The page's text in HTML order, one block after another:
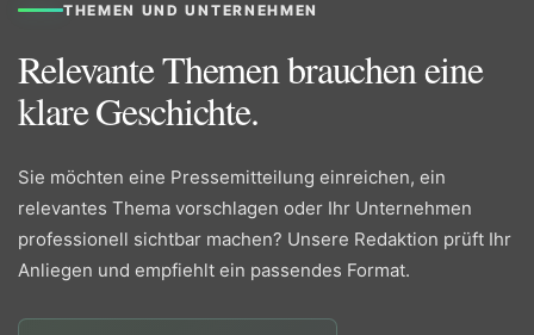
THEMEN UND UNTERNEHMEN
Relevante Themen brauchen eine
klare Geschichte.
Sie möchten eine Pressemitteilung einreichen, ein
relevantes Thema vorschlagen oder Ihr Unternehmen
professionell sichtbar machen? Unsere Redaktion prüft Ihr
Anliegen und empfiehlt ein passendes Format.